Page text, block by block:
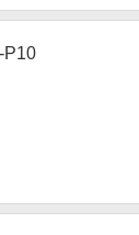
P10